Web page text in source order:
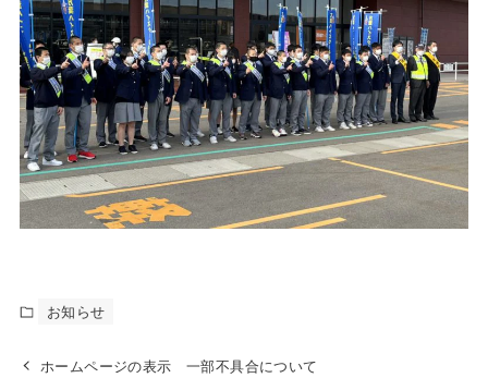
お知らせ
ホームページの表示 一部不具合について